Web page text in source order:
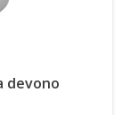
devono